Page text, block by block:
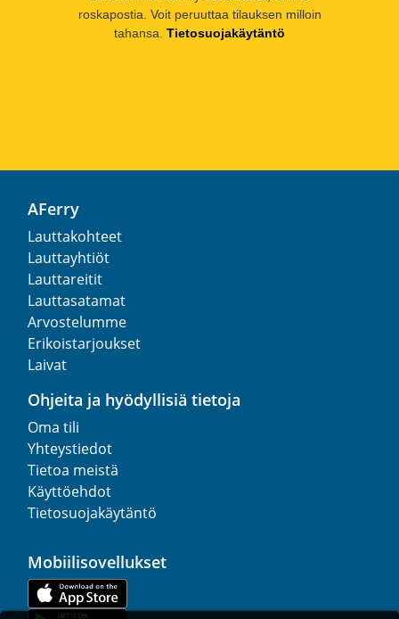
roskapostia. Voit peruuttaa tilauksen milloin
tahansa. Tietosuojakäytäntö
AFerry
Lauttakohteet
Lauttayhtiöt
Lauttareitit
Lauttasatamat
Arvostelumme
Erikoistarjoukset
Laivat
Ohjeita ja hyödyllisiä tietoja
Oma tili
Yhteystiedot
Tietoa meistä
Käyttöehdot
Tietosuojakäytäntö
Mobiilisovellukset